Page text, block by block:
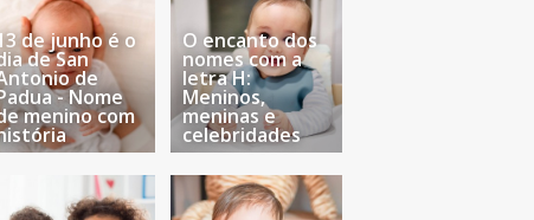
de junho é o
de San
de
- Nome
menino com
O encanto dos
nomes com a
letra H:
Meninos,
meninas e
celebridades